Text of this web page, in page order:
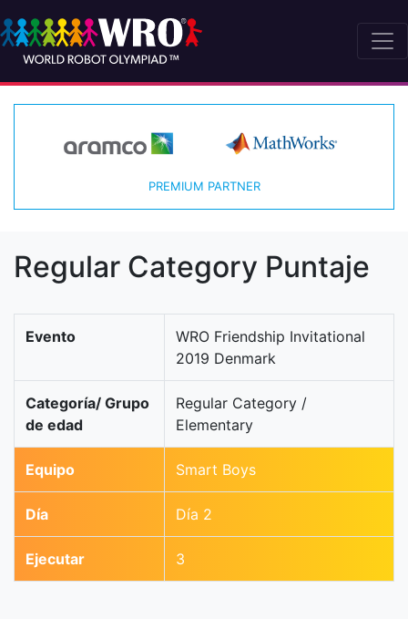
PREMIUM PARTNER
Regular Category Puntaje
Evento
WRO Friendship Invitational
2019 Denmark
Categoría/ Grupo
de edad
Regular Category /
Elementary
Equipo Smart Boys
Día Día 2
Ejecutar 3